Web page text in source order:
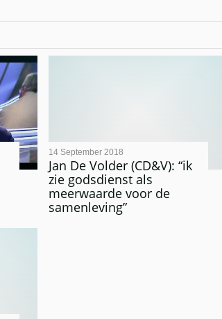
Jan De Volder (CD&V): “ik
zie godsdienst als
meerwaarde voor de
samenleving”
14 September 2018